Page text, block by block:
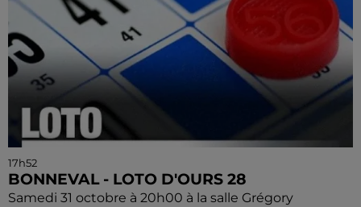
17h52
BONNEVAL - LOTO D'OURS 28
Samedi 31 octobre à 20h00 à la salle Grégory